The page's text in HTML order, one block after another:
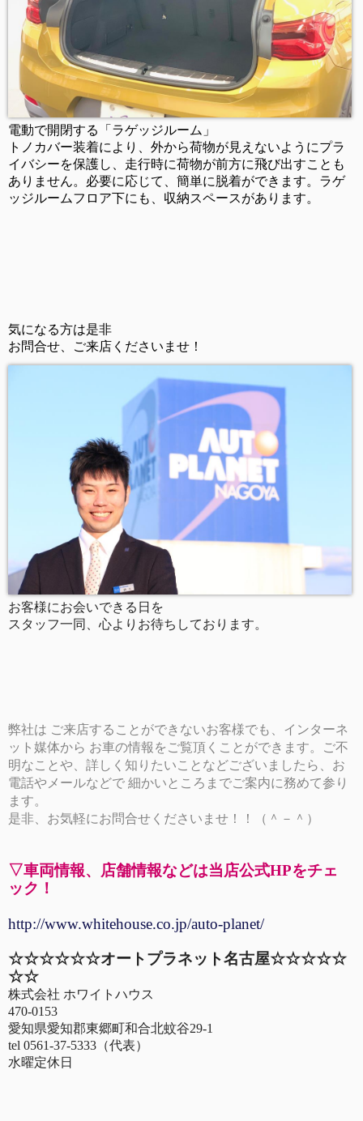
電動で開閉する「ラゲッジルーム」
トノカバー装着により、外から荷物が見えないようにプラ
イバシーを保護し、走行時に荷物が前方に飛び出すことも
ありません。必要に応じて、簡単に脱着ができます。 ラゲ
ッジルームフロア下にも、収納スペースがあります。
気になる方は是非
お問合せ、ご来店くださいませ！
お客様にお会いできる日を
スタッフ一同、心よりお待ちしております。
弊社は ご来店することができないお客様でも、インターネ
ット媒体から お車の情報をご覧頂くことができます。ご不
明なことや、詳しく知りたいことなどございましたら、お
電話やメールなどで 細かいところまでご案内に務めて参り
ます。
是非、お気軽にお問合せくださいませ！！（＾－＾）
▽車両情報、店舗情報などは当店公式HPをチェ
ック！
http://www.whitehouse.co.jp/auto-planet/
☆☆☆☆☆☆オートプラネット名古屋☆☆☆☆☆
☆☆
株式会社 ホワイトハウス
470-0153
愛知県愛知郡東郷町和合北蚊谷29-1
tel 0561-37-5333（代表）
水曜定休日